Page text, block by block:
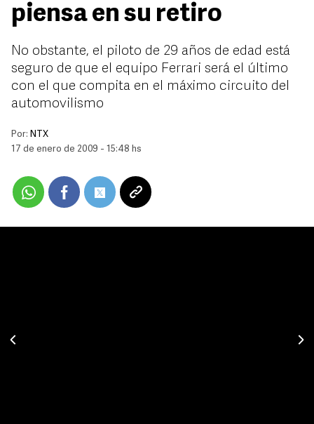
piensa en su retiro
No obstante, el piloto de 29 años de edad está
seguro de que el equipo Ferrari será el último
con el que compita en el máximo circuito del
automovilismo
Por: NTX
17 de enero de 2009 - 15:48 hs